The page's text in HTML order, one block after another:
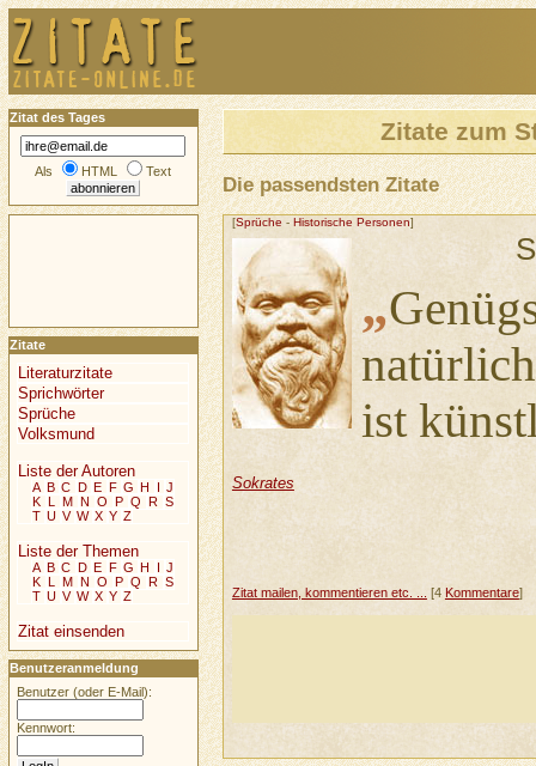
Zitate zum
Die passendsten Zitate
[Sprüche - Historische Personen]
„
ist
Sokrates
Zitat mailen, kommentieren etc. ... [4 Kommentare]
Zitat des Tages
Als HTML Text
Zitate
Literaturzitate
Sprichwörter
Sprüche
Volksmund
Liste der Autoren
A B C D E F G H I J
K L M N O P Q R S
T U V W X Y Z
Liste der Themen
A B C D E F G H I J
K L M N O P Q R S
T U V W X Y Z
Zitat einsenden
Benutzeranmeldung
Benutzer (oder E-Mail):
Kennwort: